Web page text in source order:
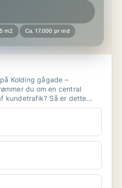
m2 Ca. 17.000 pr md
Kolding gågade –
kundetrafik? Så er dette